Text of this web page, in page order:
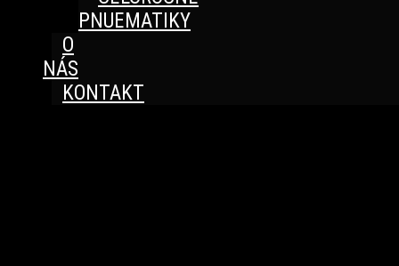
PNUEMATIKY
O
NÁS
KONTAKT